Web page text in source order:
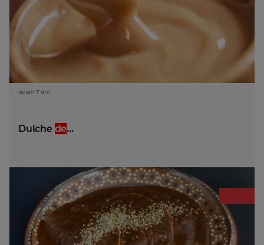
acum 7 ani
Dulche de...